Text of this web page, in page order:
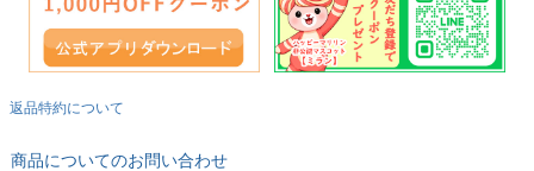
返品特約について
商品についてのお問い合わせ